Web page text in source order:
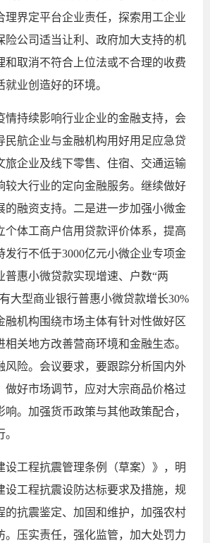
理界定平台企业责任，探索用工企业
险公司适当让利、政府加大支持的机
和取消不符合上位法或不合理的收费
业创造好的环境。
情持续影响行业企业的金融支持，会
民航企业与金融机构用好用足应急贷
旅企业及线下零售、住宿、交通运输
较大行业的定向金融服务。继续做好
的融资支持。二是进一步加强小微金
个体工商户信用贷款评价体系，提高
发行不低于3000亿元小微企业专项金
普惠小微贷款实现增速、户数“两
大型商业银行普惠小微贷款增长30%
融机构围绕市场主体有针对性做好区
关地方改善营商环境和金融生态。
风险。会议要求，要跟踪分析国内外
做好市场调节，应对大宗商品价格过
。加强货币政策与其他政策配合，
设工程抗震管理条例（草案）》，明
设工程抗震设防达标要求及措施，规
的抗震鉴定、加固和维护，加强农村
。压实责任，强化监管，加大处罚力